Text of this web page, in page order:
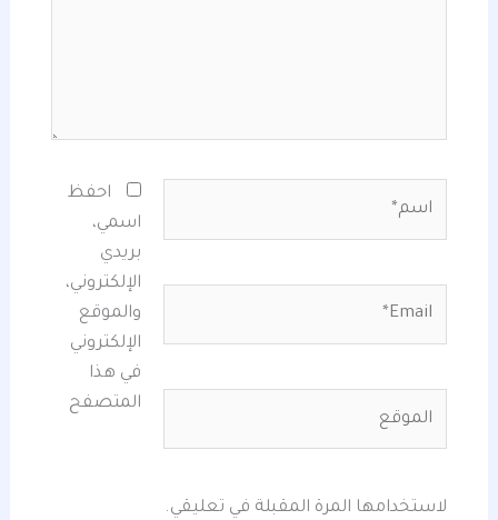
احفظ
اسمي،
بريدي
الإلكتروني،
والموقع
الإلكتروني
في هذا
المتصفح
لاستخدامها المرة المقبلة في تعليقي.